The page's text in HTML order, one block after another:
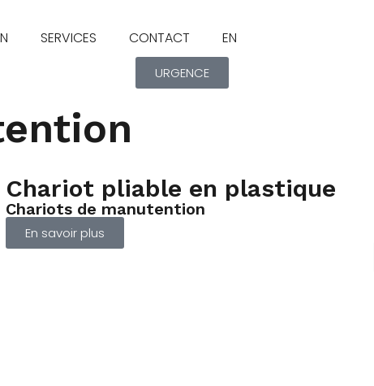
SERVICES CONTACT EN
URGENCE
Chariot pliable en plastique
Chariots de manutention
En savoir plus